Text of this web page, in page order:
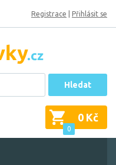
Registrace Přihlásit se
Hledat
0
0 Kč